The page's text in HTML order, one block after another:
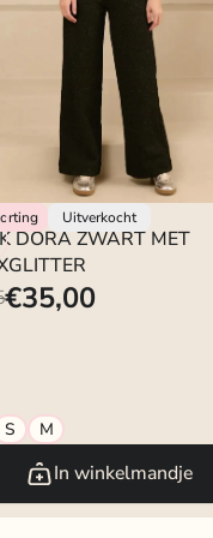
Uitverkocht
DORA ZWART MET
€35,00
S M
In winkelmandje